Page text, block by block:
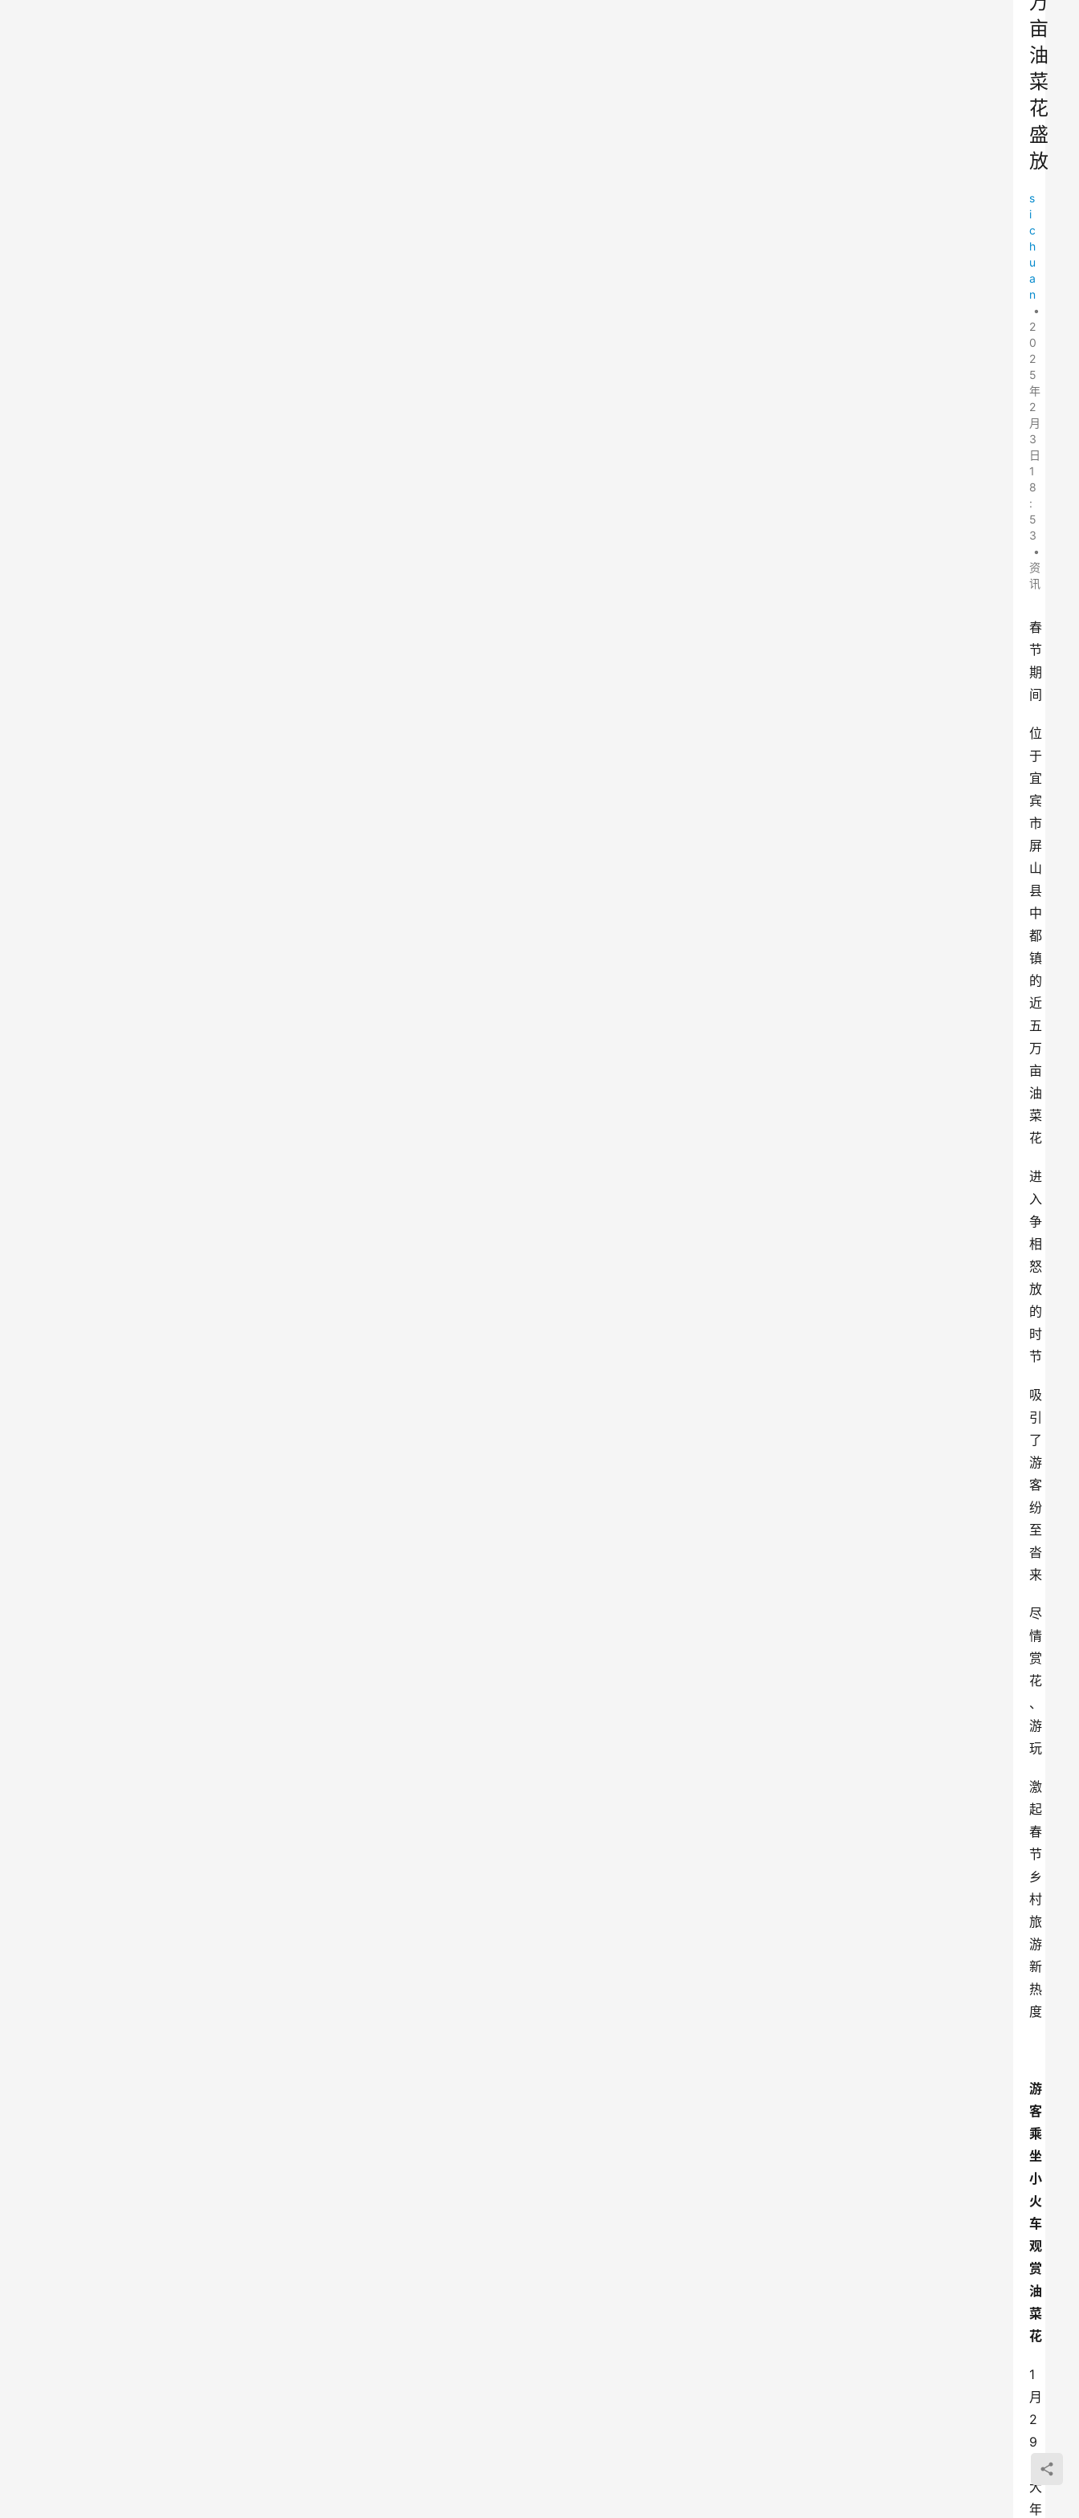
亩
油
菜
花
盛
放
s
i
c
h
u
a
n
•
2
0
2
5
年
2
月
3
日
1
8
:
5
3
•
资
讯
春
节
期
间
位
于
宜
宾
市
屏
山
县
中
都
镇
的
近
五
万
亩
油
菜
花
进
入
争
相
怒
放
的
时
节
吸
引
了
游
客
纷
至
沓
来
尽
情
赏
花
、
游
玩
激
起
春
节
乡
村
旅
游
新
热
度
游
客
乘
坐
小
火
车
观
赏
油
菜
花
1
月
2
9
日
大
年